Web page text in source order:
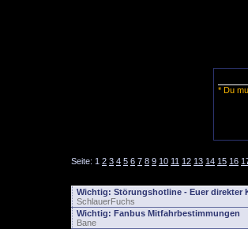
* Du
Seite: 1 2 3 4 5 6 7 8 9 10 11 12 13 14 15 16
Wichtig: Störungshotline - Euer direkter
SchlauerFuchs
Wichtig: Fanbus Mitfahrbestimmungen
Bane